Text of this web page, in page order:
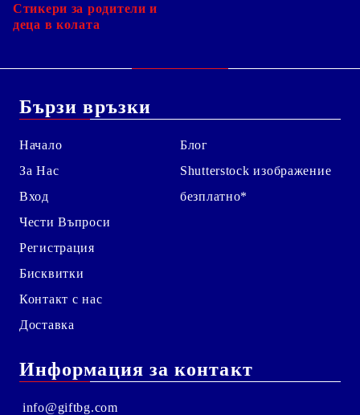
Стикери за родители и
деца в колата
Бързи връзки
Начало
За Нас
Вход
Чести Въпроси
Регистрация
Бисквитки
Контакт с нас
Доставка
Блог
Shutterstock изображение
безплатно*
Информация за контакт
info@giftbg.com